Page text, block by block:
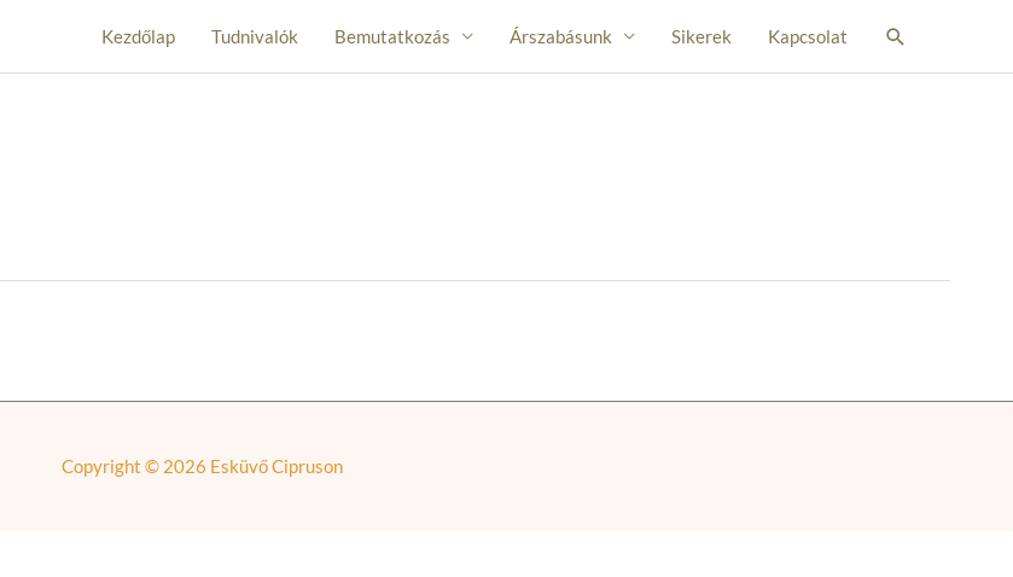
Kezdőlap Tudnivalók Bemutatkozás Árszabásunk Sikerek Kapcsolat Search
Copyright © 2026 Esküvő Cipruson